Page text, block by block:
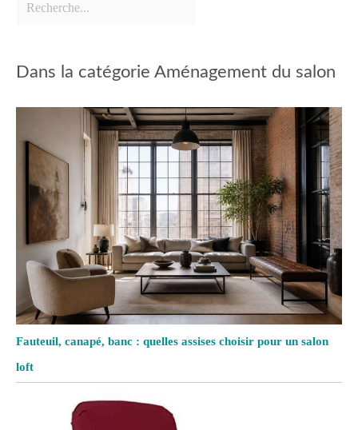
Dans la catégorie Aménagement du salon
Fauteuil, canapé, banc : quelles assises choisir pour un salon
loft